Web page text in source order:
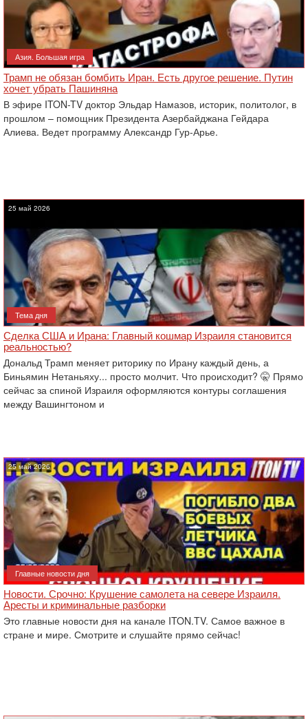
Азия. Большая игра
Трамп не обязан бомбить Иран. Есть другое решение. Путин
хочет убрать Пашиняна
В эфире ITON-TV доктор Эльдар Намазов, историк, политолог, в
прошлом – помощник Президента Азербайджана Гейдара
Алиева. Ведет программу Александр Гур-Арье.
25 май 2026
Тема дня
Сделка США и Ирана: Главный кошмар Израиля становится
реальностью?
Дональд Трамп меняет риторику по Ирану каждый день, а
Биньямин Нетаньяху... просто молчит. Что происходит? 🤫 Прямо
сейчас за спиной Израиля оформляются контуры соглашения
между Вашингтоном и
25 май 2026
Главные новости дня
Новости. Срочно: Крушение самолета на севере Израиля.
Аресты и криминальные разборки
Это главные новости дня на канале ITON.TV. Самое важное в
стране и мире. Смотрите и слушайте прямо сейчас!